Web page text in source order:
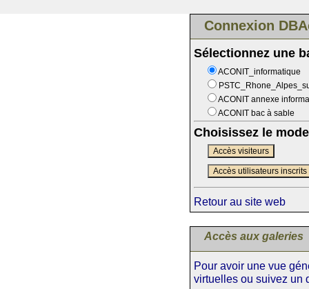
Connexion
Sélectionnez une
ACONIT_informatique
ACONIT annexe
ACONIT bac à sable
Choisissez le
Accès visiteurs
Accès utilisateurs inscrits
Retour au site web
Accès aux galeries
Pour avoir une vue
virtuelles ou suivez un